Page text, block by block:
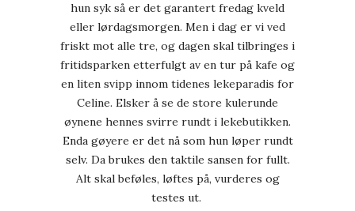
hun syk så er det garantert fredag kveld
eller lørdagsmorgen. Men i dag er vi ved
friskt mot alle tre, og dagen skal tilbringes i
fritidsparken etterfulgt av en tur på kafe og
en liten svipp innom tidenes lekeparadis for
Celine. Elsker å se de store kulerunde
øynene hennes svirre rundt i lekebutikken.
Enda gøyere er det nå som hun løper rundt
selv. Da brukes den taktile sansen for fullt.
Alt skal beføles, løftes på, vurderes og
testes ut.